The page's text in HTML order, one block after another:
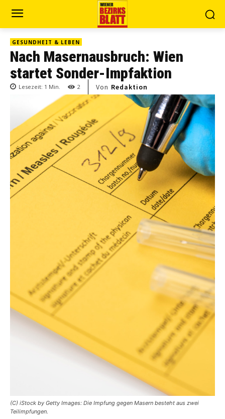
GESUNDHEIT & LEBEN
Nach Masernausbruch: Wien
startet Sonder-Impfaktion
Lesezeit: 1 Min. 2 Von Redaktion
(C) iStock by Getty Images: Die Impfung gegen Masern besteht aus zwei
Teilimpfungen.